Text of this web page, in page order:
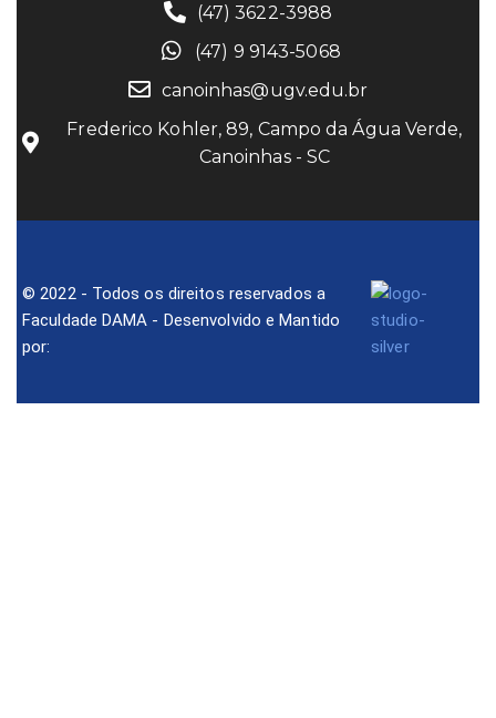
(47) 3622-3988
(47) 9 9143-5068
canoinhas@ugv.edu.br
Frederico Kohler, 89, Campo da Água Verde,
Canoinhas - SC
© 2022 - Todos os direitos reservados a
Faculdade DAMA - Desenvolvido e Mantido
por: